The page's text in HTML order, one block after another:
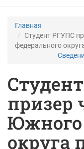
Главная
Студент РГУПС
федерального
призер
Южного
округа